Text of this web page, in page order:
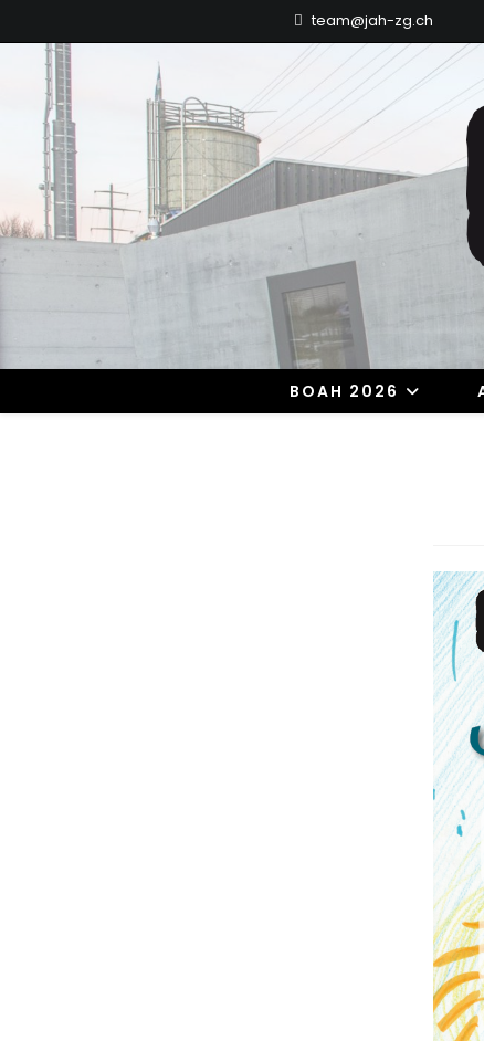
Inhalt
springen
team@jah-zg.ch
BOAH 2026